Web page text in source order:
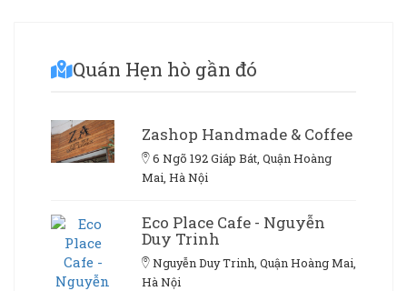
Quán Hẹn hò gần đó
Zashop Handmade & Coffee
6 Ngõ 192 Giáp Bát, Quận Hoàng
Mai, Hà Nội
Eco Place Cafe - Nguyễn
Duy Trinh
Nguyễn Duy Trinh, Quận Hoàng Mai,
Hà Nội